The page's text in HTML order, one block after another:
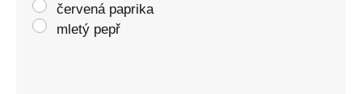
červená paprika
mletý pepř